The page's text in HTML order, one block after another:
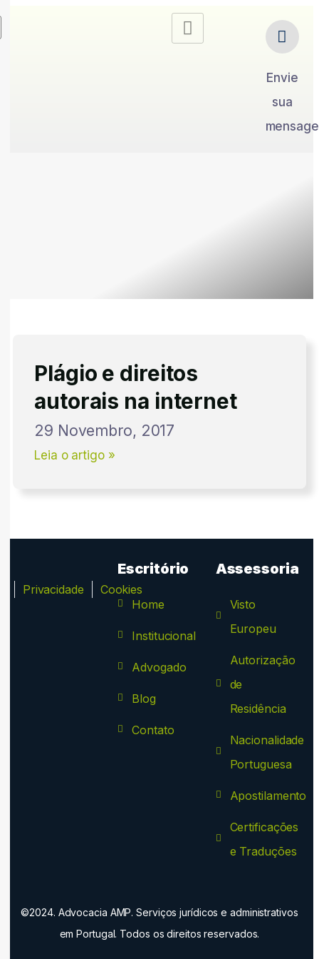
Envie
sua
Plágio e direitos
autorais na internet
29 Novembro, 2017
Leia o artigo »
Privacidade Cookies
Escritório
Home
Institucional
Advogado
Blog
Contato
Assessoria
Visto
Europeu
Autorização
de
Residência
Nacionalidade
Portuguesa
Apostilamento
Certificações
e Traduções
©2024. Advocacia AMP. Serviços jurídicos e administrativos
em Portugal. Todos os direitos reservados.